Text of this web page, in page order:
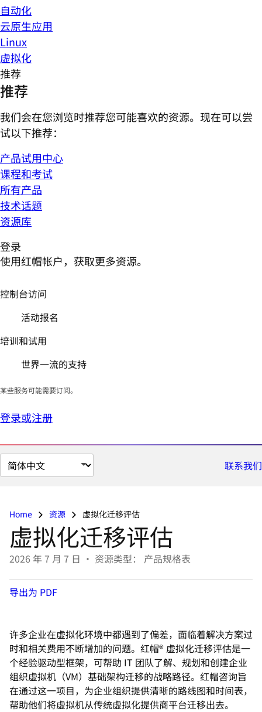
自动化
云原生应用
Linux
虚拟化
推荐
推荐
我们会在您浏览时推荐您可能喜欢的资源。现在可以尝
试以下推荐：
产品试用中心
课程和考试
所有产品
技术话题
资源库
登录
使用红帽帐户，获取更多资源。
控制台访问
活动报名
培训和试用
世界一流的支持
某些服务可能需要订阅。
登录或注册
切
换
面
联系我们
Home 资源 虚拟化迁移评估
虚拟化迁移评估
2026 年 7 月 7 日 • 资源类型： 产品规格表
导出为 PDF
许多企业在虚拟化环境中都遇到了偏差，面临着解决方案过
时和相关费用不断增加的问题。红帽® 虚拟化迁移评估是一
个经验驱动型框架，可帮助 IT 团队了解、规划和创建企业
组织虚拟机（VM）基础架构迁移的战略路径。红帽咨询旨
在通过这一项目，为企业组织提供清晰的路线图和时间表，
帮助他们将虚拟机从传统虚拟化提供商平台迁移出去。